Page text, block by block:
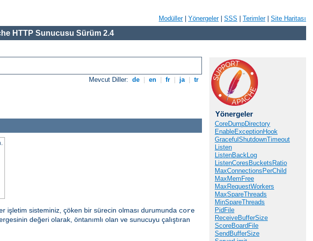
Modüller| Yönergeler| SSS Terimler| Site Haritası
HTTP Sunucusu Sürüm 2.4
Mevcut Diller: de en fr ja tr
Yönergeler
CoreDumpDirectory
EnableExceptionHook
GracefulShutdownTimeout
Listen
ListenBackLog
ListenCoresBucketsRatio
MaxConnectionsPerChild
MaxMemFree
MaxRequestWorkers
MaxSpareThreads
MinSpareThreads
PidFile
ReceiveBufferSize
ScoreBoardFile
SendBufferSize
işletim sisteminiz, çöken bir sürecin olması durumunda core
değeri olarak, öntanımlı olan ve sunucuyu çalıştıran